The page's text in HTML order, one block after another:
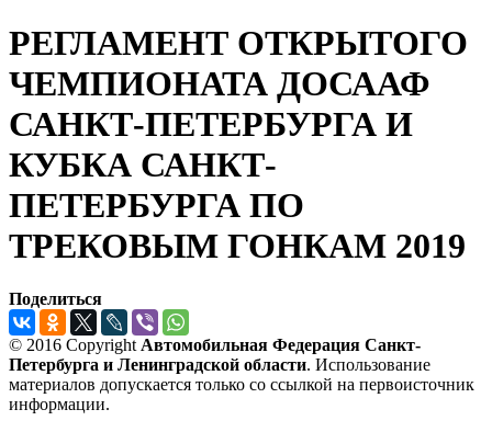
РЕГЛАМЕНТ ОТКРЫТОГО
ЧЕМПИОНАТА ДОСААФ
САНКТ-ПЕТЕРБУРГА И
КУБКА САНКТ-
ПЕТЕРБУРГА ПО
ТРЕКОВЫМ ГОНКАМ 2019
Поделиться
© 2016 CopyrightАвтомобильная Федерация Санкт-
Петербурга и Ленинградской области. Использование
материалов допускается только со ссылкой на первоисточник
информации.